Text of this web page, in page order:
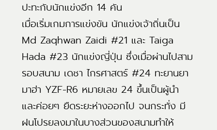
ปะทะกับนักแข่งอีก 14 คัน
เมื่อเริ่มเกมการแข่งขัน นักแข่งเจ้าถิ่นเป็น
Md Zaqhwan Zaidi #21 และ Taiga
Hada #23 นักแข่งญี่ปุ่น ซึ่งเมื่อผ่านไปสาม
รอบสนาม เดชา ไกรศาสตร์ #24 ทะยานยา
มาฮ่า YZF-R6 หมายเลข 24 ขึ้นเป็นผู้นำ
และค่อยๆ ยืดระยะห่างออกไป จนกระทั่ง มี
ฝนโปรยลงมาในบางส่วนของสนามทำให้